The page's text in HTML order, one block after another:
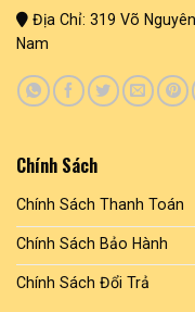
Địa Chỉ: 319 Võ
Nam
Chính Sách
Chính Sách Thanh Toán
Chính Sách Bảo Hành
Chính Sách Đổi Trả